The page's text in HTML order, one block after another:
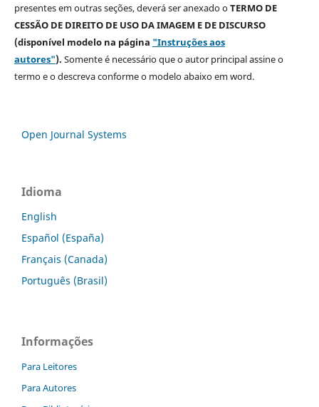
presentes em outras seções, deverá ser anexado oTERMO DE
CESSÃO DE DIREITO DE USO DA IMAGEM E DE DISCURSO
(disponível modelo na página "Instruções aos
autores"). Somente é necessário que o autor principal assine o
termo e o descrevaconforme o modelo abaixo em word.
Open Journal Systems
Idioma
English
Español (España)
Français (Canada)
Português (Brasil)
Informações
Para Leitores
Para Autores